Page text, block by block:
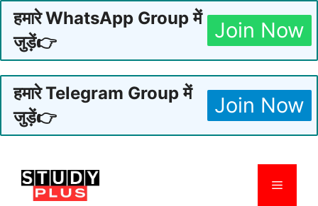
हमारे WhatsApp Group में
जुड़ें👉
Join Now
हमारे Telegram Group में
जुड़ें👉
Join Now
content
Menu